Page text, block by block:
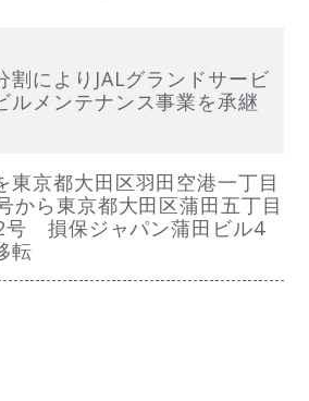
割によりJALグランドサービ
ルメンテナンス事業を承継
東京都大田区羽田空港一丁目
から東京都大田区蒲田五丁目
号 損保ジャパン蒲田ビル4
転